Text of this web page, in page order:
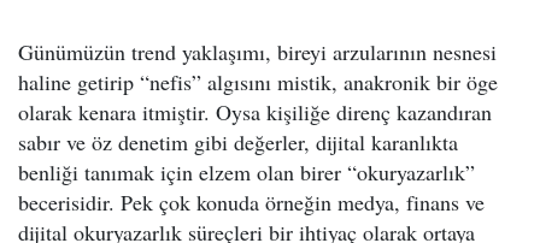
Günümüzün trend yaklaşımı, bireyi arzularının nesnesi
haline getirip “nefis” algısını mistik, anakronik bir öge
olarak kenara itmiştir. Oysa kişiliğe direnç kazandıran
sabır ve öz denetim gibi değerler, dijital karanlıkta
benliği tanımak için elzem olan birer “okuryazarlık”
becerisidir. Pek çok konuda örneğin medya, finans ve
dijital okuryazarlık süreçleri bir ihtiyaç olarak ortaya